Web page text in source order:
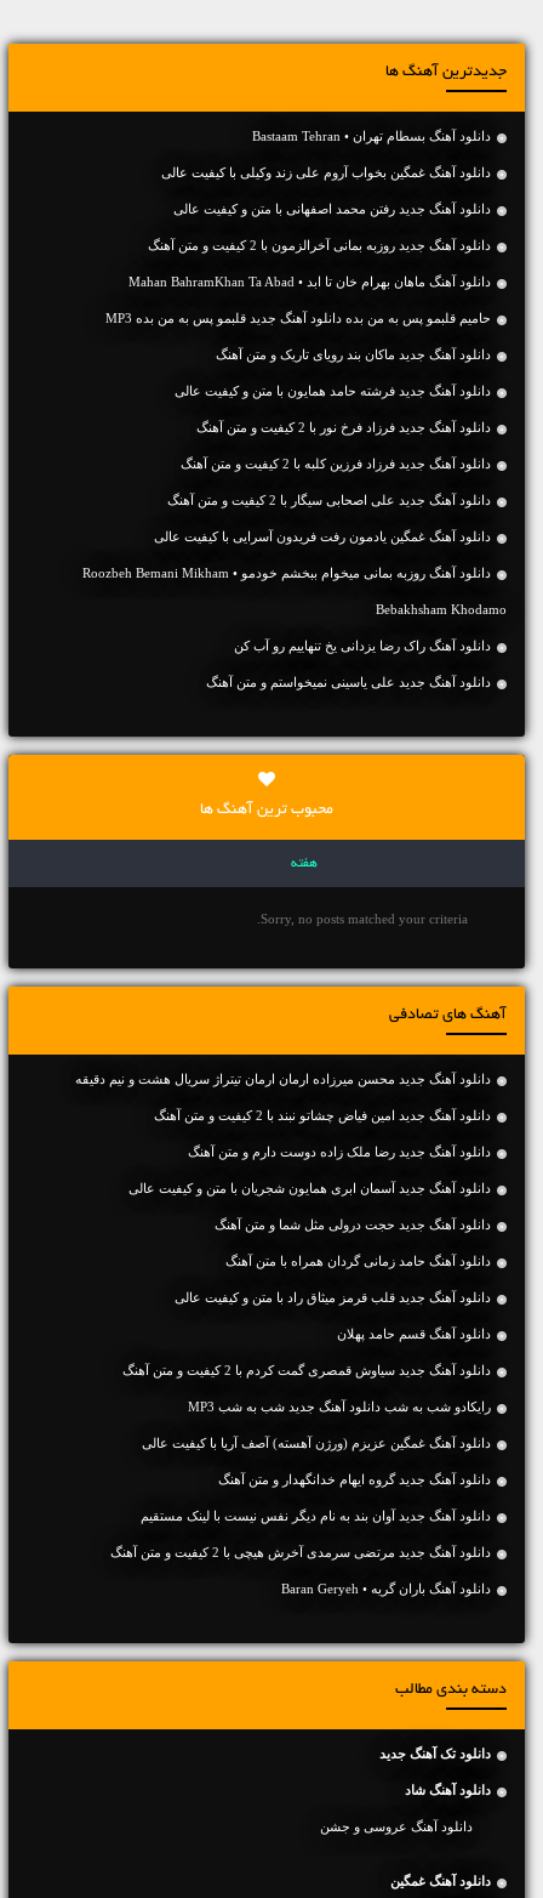
جدیدترین آهنگ ها
دانلود آهنگ بسطام تهران • Bastaam Tehran
دانلود آهنگ غمگین بخواب آروم علی زند وکیلی با کیفیت عالی
دانلود آهنگ جديد رفتن محمد اصفهانی با متن و کیفیت عالی
دانلود آهنگ جديد روزبه بمانی آخرالزمون با 2 کیفیت و متن آهنگ
دانلود آهنگ ماهان بهرام خان تا ابد • Mahan BahramKhan Ta Abad
حامیم قلبمو پس به من بده دانلود آهنگ جدید قلبمو پس به من بده MP3
دانلود آهنگ جديد ماکان بند رویای تاریک و متن آهنگ
دانلود آهنگ جديد فرشته حامد همایون با متن و کیفیت عالی
دانلود آهنگ جديد فرزاد فرخ نور با 2 کیفیت و متن آهنگ
دانلود آهنگ جديد فرزاد فرزین کلبه با 2 کیفیت و متن آهنگ
دانلود آهنگ جديد علی اصحابی سیگار با 2 کیفیت و متن آهنگ
دانلود آهنگ غمگین یادمون رفت فریدون آسرایی با کیفیت عالی
دانلود آهنگ روزبه بمانی میخوام ببخشم خودمو • Roozbeh Bemani Mikham
Bebakhsham Khodamo
دانلود آهنگ راک رضا یزدانی یخ تنهاییم رو آب کن
دانلود آهنگ جديد علی یاسینی نمیخواستم و متن آهنگ
محبوب ترین آهنگ ها
هفته
Sorry, no posts matched your criteria.
آهنگ های تصادفی
دانلود آهنگ جدید محسن میرزاده ارمان ارمان تیتراژ سریال هشت و نیم دقیقه
دانلود آهنگ جديد امین فیاض چشاتو نبند با 2 کیفیت و متن آهنگ
دانلود آهنگ جديد رضا ملک زاده دوست دارم و متن آهنگ
دانلود آهنگ جديد آسمان ابری همایون شجریان با متن و کیفیت عالی
دانلود آهنگ جديد حجت درولی مثل شما و متن آهنگ
دانلود آهنگ حامد زمانی گردان همراه با متن آهنگ
دانلود آهنگ جديد قلب قرمز میثاق راد با متن و کیفیت عالی
دانلود آهنگ قسم حامد پهلان
دانلود آهنگ جديد سیاوش قمصری گمت کردم با 2 کیفیت و متن آهنگ
رایکادو شب به شب دانلود آهنگ جدید شب به شب MP3
دانلود آهنگ غمگین عزیزم (ورژن آهسته) آصف آریا با کیفیت عالی
دانلود آهنگ جديد گروه ایهام خدانگهدار و متن آهنگ
دانلود آهنگ جديد آوان بند به نام دیگر نفس نیست با لینک مستقیم
دانلود آهنگ جديد مرتضی سرمدی آخرش هیچی با 2 کیفیت و متن آهنگ
دانلود آهنگ باران گریه • Baran Geryeh
دسته بندی مطالب
دانلود تک آهنگ جدید
دانلود آهنگ شاد
دانلود آهنگ عروسی و جشن
دانلود آهنگ غمگین